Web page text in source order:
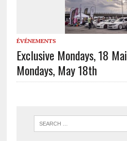
ÉVÉNEMENTS
Exclusive Mondays, 18 Mai
Mondays, May 18th